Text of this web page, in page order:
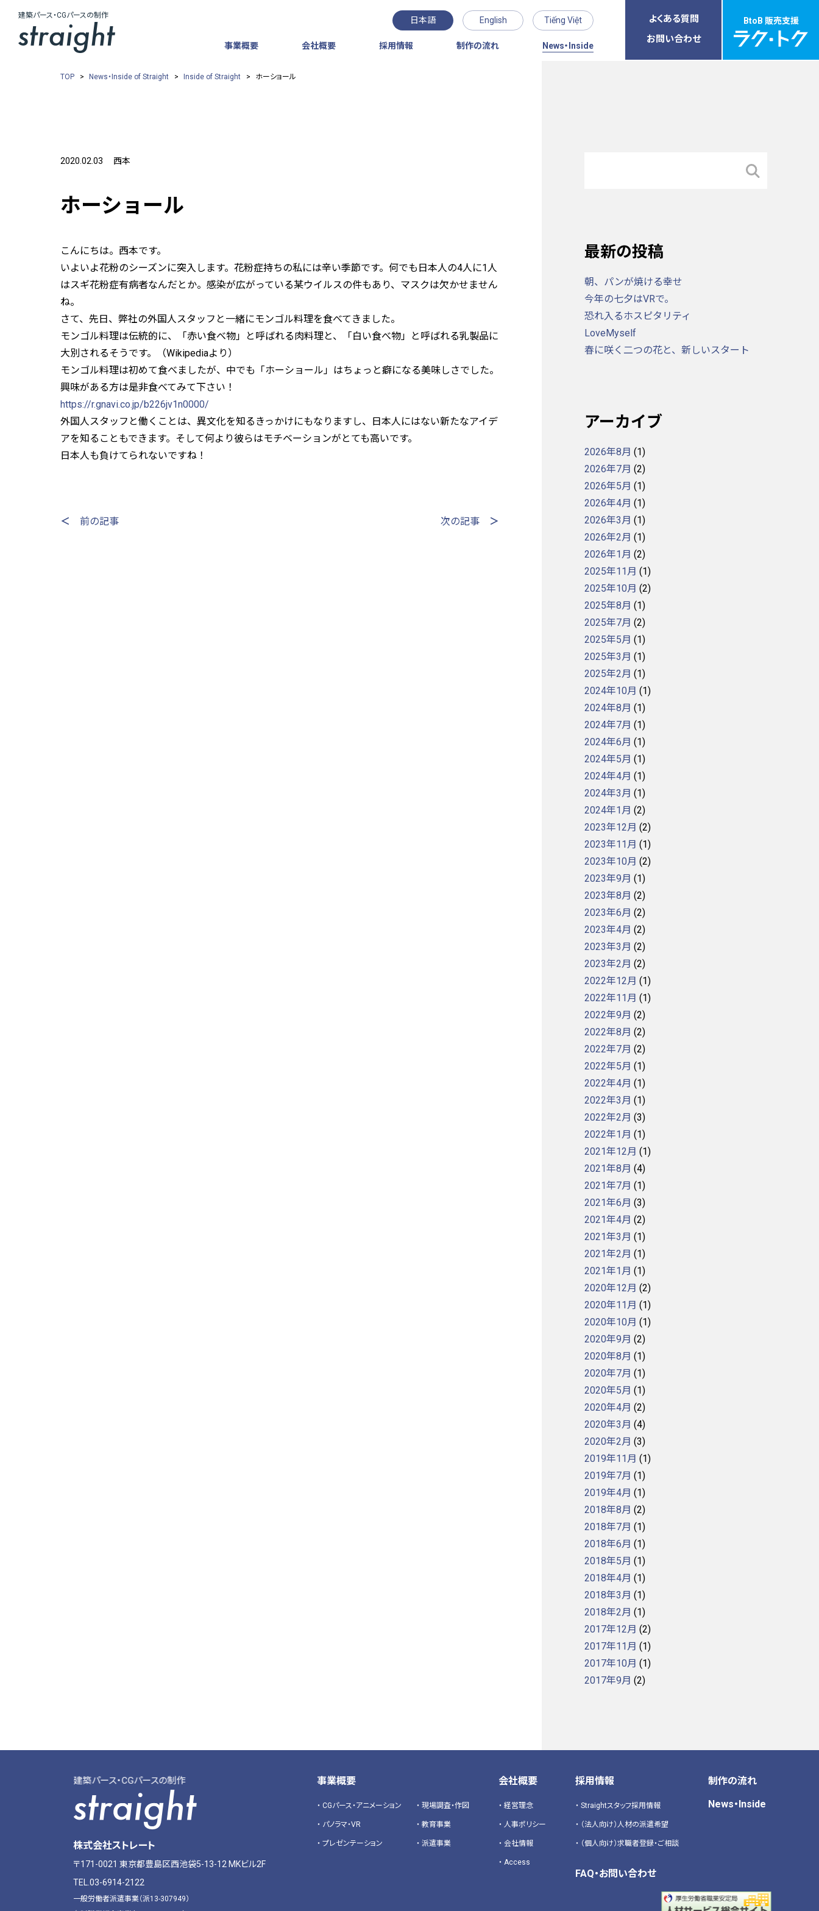
建築パース・CGパースの制作
建築CG制作・人材派遣紹介
事業概要 会社概要 採用情報 制作の流れ News・Inside
よくある質問
お問い合わせ
BtoB 販売支援
日本語 English Tiếng Việt
TOP News・Inside of Straight Inside of Straight ホーショール
2020.02.03 西本
ホーショール
こんにちは。西本です。
いよいよ花粉のシーズンに突入します。花粉症持ちの私には辛い季節です。何でも日本人の4人に1人
はスギ花粉症有病者なんだとか。感染が広がっている某ウイルスの件もあり、マスクは欠かせません
ね。
さて、先日、弊社の外国人スタッフと一緒にモンゴル料理を食べてきました。
モンゴル料理は伝統的に、「赤い食べ物」と呼ばれる肉料理と、「白い食べ物」と呼ばれる乳製品に
大別されるそうです。（Wikipediaより）
モンゴル料理は初めて食べましたが、中でも「ホーショール」はちょっと癖になる美味しさでした。
興味がある方は是非食べてみて下さい！
https://r.gnavi.co.jp/b226jv1n0000/
外国人スタッフと働くことは、異文化を知るきっかけにもなりますし、日本人にはない新たなアイデ
アを知ることもできます。そして何より彼らはモチベーションがとても高いです。
日本人も負けてられないですね！
＜ 前の記事 次の記事 ＞
最新の投稿
朝、パンが焼ける幸せ
今年の七夕はVRで。
恐れ入るホスピタリティ
LoveMyself
春に咲く二つの花と、新しいスタート
アーカイブ
2026年8月 (1)
2026年7月 (2)
2026年5月 (1)
2026年4月 (1)
2026年3月 (1)
2026年2月 (1)
2026年1月 (2)
2025年11月 (1)
2025年10月 (2)
2025年8月 (1)
2025年7月 (2)
2025年5月 (1)
2025年3月 (1)
2025年2月 (1)
2024年10月 (1)
2024年8月 (1)
2024年7月 (1)
2024年6月 (1)
2024年5月 (1)
2024年4月 (1)
2024年3月 (1)
2024年1月 (2)
2023年12月 (2)
2023年11月 (1)
2023年10月 (2)
2023年9月 (1)
2023年8月 (2)
2023年6月 (2)
2023年4月 (2)
2023年3月 (2)
2023年2月 (2)
2022年12月 (1)
2022年11月 (1)
2022年9月 (2)
2022年8月 (2)
2022年7月 (2)
2022年5月 (1)
2022年4月 (1)
2022年3月 (1)
2022年2月 (3)
2022年1月 (1)
2021年12月 (1)
2021年8月 (4)
2021年7月 (1)
2021年6月 (3)
2021年4月 (2)
2021年3月 (1)
2021年2月 (1)
2021年1月 (1)
2020年12月 (2)
2020年11月 (1)
2020年10月 (1)
2020年9月 (2)
2020年8月 (1)
2020年7月 (1)
2020年5月 (1)
2020年4月 (2)
2020年3月 (4)
2020年2月 (3)
2019年11月 (1)
2019年7月 (1)
2019年4月 (1)
2018年8月 (2)
2018年7月 (1)
2018年6月 (1)
2018年5月 (1)
2018年4月 (1)
2018年3月 (1)
2018年2月 (1)
2017年12月 (2)
2017年11月 (1)
2017年10月 (1)
2017年9月 (2)
建築パース・CGパースの制作
建築CG制作・人材派遣紹介
株式会社ストレート
〒171-0021 東京都豊島区西池袋5-13-12 MKビル2F
TEL.03-6914-2122
一般労働者派遣事業（派13-307949）
事業概要
CGパース・アニメーション
パノラマ・VR
プレゼンテーション
現場調査・作図
教育事業
派遣事業
会社概要
経営理念
人事ポリシー
会社情報
Access
採用情報
Straightスタッフ採用情報
（法人向け）人材の派遣希望
（個人向け）求職者登録・ご相談
制作の流れ
News・Inside
FAQ・お問い合わせ